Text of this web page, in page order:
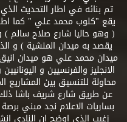
تم بنائه في اطار التحديث
يقع "كلوب محمد علي " كما
( وهو حاليا شارع صلاح سالم
يقصد به ميدان المنشية ) و
ميدان محمد علي هو ميدان
الانجليز والفرنسيين و
محاولة للتنسيق بين المشاريع
عن طريق شارع شريف باشا ذلك
بساريات الاعلام نجد مبني